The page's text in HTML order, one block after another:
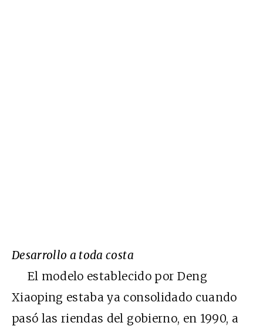
Desarrollo a toda costa
El modelo establecido por Deng
Xiaoping estaba ya consolidado cuando
pasó las riendas del gobierno, en 1990, a